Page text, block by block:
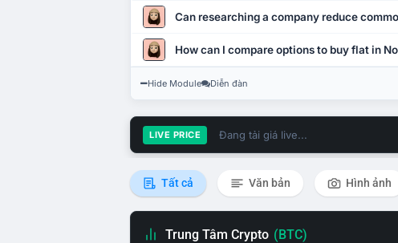
Can researching a company reduce
How can I compare options to buy flat in
Hide Module Diễn đàn
LIVE PRICE Đang tải giá live...
Tất cả Văn bản Hình ảnh
Trung Tâm Crypto (BTC)